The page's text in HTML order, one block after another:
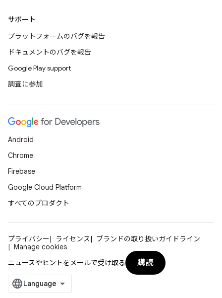
サポート
プラットフォームのバグを報告
ドキュメントのバグを報告
Google Play support
調査に参加
Android
Chrome
Firebase
Google Cloud Platform
すべてのプロダクト
プライバシー ライセンス
ブランドの取り扱いガイドライン
Manage cookies
ニュースやヒントをメールで受け取る
購読